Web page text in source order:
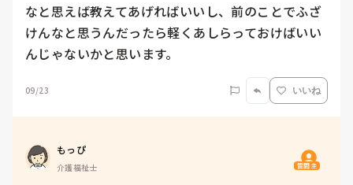
なと思えば教えてあげればいいし、前のことでふざ
けんなと思うんだったら軽くあしらっておけばいい
んじゃないかと思います。
09/23 いいね
もっぴ
介護福祉士 質問主